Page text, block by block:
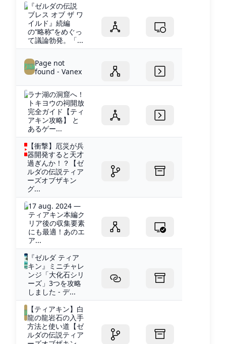
『ゼルダの伝説
ブレス オブ ザ ワ
イルド』続編
の“略称”をめぐっ
て議論勃発。「...
Page not
found - Vanex
ラナ湖の洞窟へ！
トキヨウの祠開放
完全ガイド【ティ
アキン攻略】 と
あるゲー...
【衝撃】厄災が兵
器開発すると天才
過ぎんか！？【ゼ
ルダの伝説ティア
ーズオブザキン
グ...
17 aug. 2024 —
ティアキン本編ク
リア後の収集要素
にも最適！あのエ
ア...
『ゼルダ ティア
キン』ミニチャレ
ンジ「大化石シリ
ーズ」3つを攻略
しました - デ...
【ティアキン】白
龍の龍岩石の入手
方法と使い道【ゼ
ルダの伝説ティア